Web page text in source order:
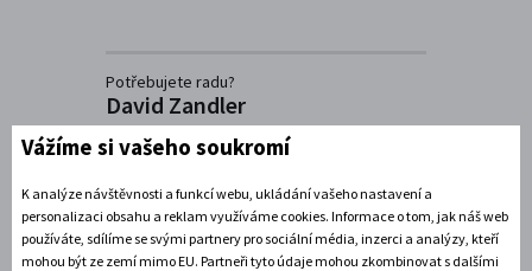
Potřebujete radu?
David Zandler
+420739337992(Po-Pá: 8-17 hod.)
Poslat dotaz
Vážíme si vašeho soukromí
K analýze návštěvnosti a funkcí webu, ukládání vašeho nastavení a
personalizaci obsahu a reklam využíváme cookies. Informace o tom, jak náš web
používáte, sdílíme se svými partnery pro sociální média, inzerci a analýzy, kteří
mohou být ze zemí mimo EU. Partneři tyto údaje mohou zkombinovat s dalšími